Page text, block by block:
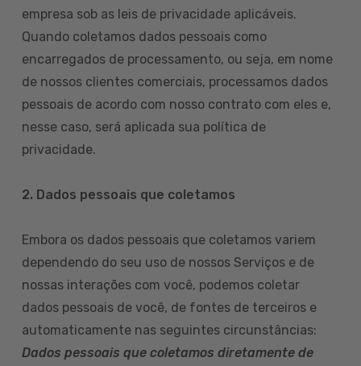
empresa sob as leis de privacidade aplicáveis.
Quando coletamos dados pessoais como
encarregados de processamento, ou seja, em nome
de nossos clientes comerciais, processamos dados
pessoais de acordo com nosso contrato com eles e,
nesse caso, será aplicada sua política de
privacidade.
2. Dados pessoais que coletamos
Embora os dados pessoais que coletamos variem
dependendo do seu uso de nossos Serviços e de
nossas interações com você, podemos coletar
dados pessoais de você, de fontes de terceiros e
automaticamente nas seguintes circunstâncias:
Dados pessoais que coletamos diretamente de